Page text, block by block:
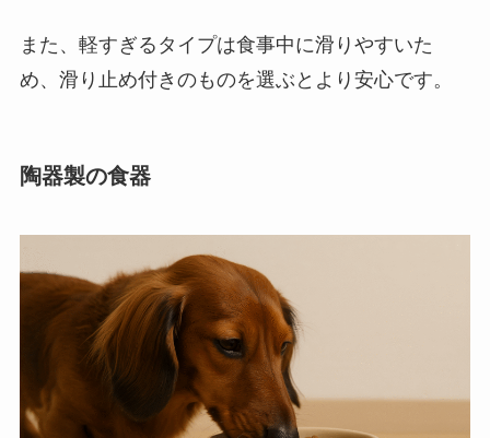
また、軽すぎるタイプは食事中に滑りやすいた
め、滑り止め付きのものを選ぶとより安心です。
陶器製の食器